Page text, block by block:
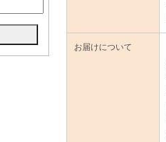
お届けについて